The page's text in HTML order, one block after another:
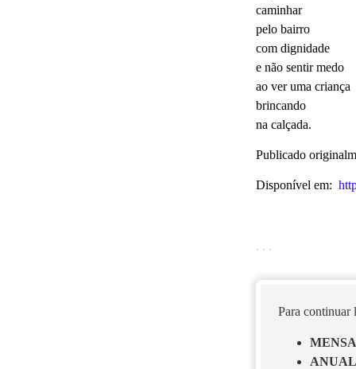
caminhar
pelo bairro
com dignidade
e não sentir medo
ao ver uma criança
brincando
na calçada.
Publicado
Disponível em:
. . .
Para continuar
ANUAL